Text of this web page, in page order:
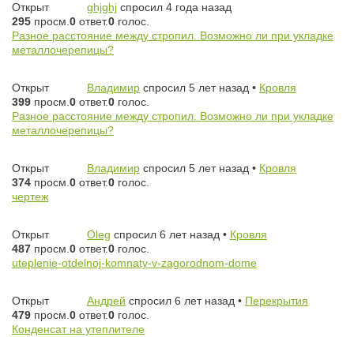
Открыт ghjghj спросил 4 года назад
295 просм.0 ответ.0 голос.
Разное расстояние между стропил. Возможно ли при укладке
металлочерепицы?
Открыт Владимир спросил 5 лет назад • Кровля
399 просм.0 ответ.0 голос.
Разное расстояние между стропил. Возможно ли при укладке
металлочерепицы?
Открыт Владимир спросил 5 лет назад • Кровля
374 просм.0 ответ.0 голос.
чертеж
Открыт Oleg спросил 6 лет назад • Кровля
487 просм.0 ответ.0 голос.
uteplenie-otdelnoj-komnaty-v-zagorodnom-dome
Открыт Андрей спросил 6 лет назад • Перекрытия
479 просм.0 ответ.0 голос.
Конденсат на утеплителе